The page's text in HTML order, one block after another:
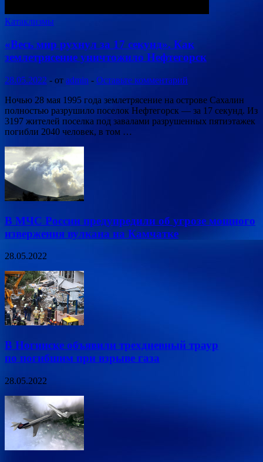
Катаклизмы
«Весь мир рухнул за 17 секунд». Как
землетрясение уничтожило Нефтегорск
28.05.2022 - от admin - Оставьте комментарий
Ночью 28 мая 1995 года землетрясение на острове Сахалин
полностью разрушило поселок Нефтегорск — за 17 секунд. Из
3197 жителей поселка под завалами разрушенных пятиэтажек
погибли 2040 человек, в том …
В МЧС России предупредили об угрозе мощного
извержения вулкана на Камчатке
28.05.2022
В Ногинске объявили трехдневный траур
по погибшим при взрыве газа
28.05.2022